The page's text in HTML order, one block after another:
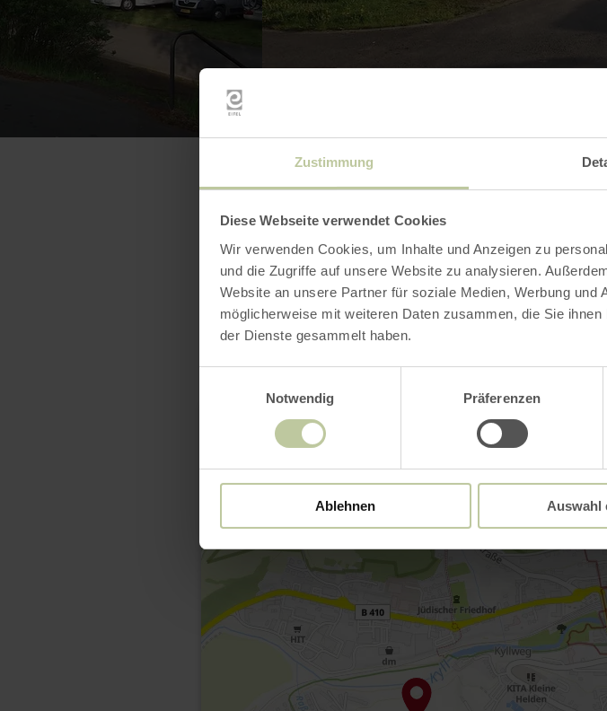
Zustimmung
Diese Webseite verwendet Cookies
Wir verwenden Cookies, um Inhalte und Anzeigen zu
und die Zugriffe auf unsere Website zu analysieren.
Website an unsere Partner für soziale Medien, Werbung
möglicherweise mit weiteren Daten zusammen, die Sie
der Dienste gesammelt haben.
Notwendig
Präferenzen
Ablehnen Auswahl
Open